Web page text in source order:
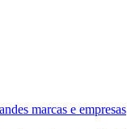
marcas e empresas